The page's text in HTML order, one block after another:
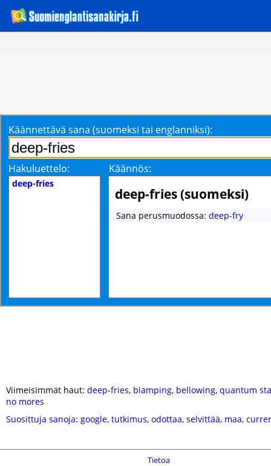
Käännettävä sana (suomeksi tai englanniksi):
Hakuluettelo: Käännös:
deep-fries
deep-fries (suomeksi)
Sana perusmuodossa: deep-fry
Viimeisimmät haut: deep-fries, biamping, bellowing, quantum
no mores
Suosittuja sanoja: google, tutkimus, odottaa, selvittää, maa,
Tietoa